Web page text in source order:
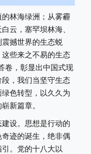
林海绿洲；从雾霾
云，塞罕坝林海、
撼世界的生态蜕
些来之不易的生态
卷，彰显出中国式现
，我们当坚守生态
色转型，以久久为
新篇章。
设。思想是行动的
迹的诞生，绝非偶
。党的十八大以